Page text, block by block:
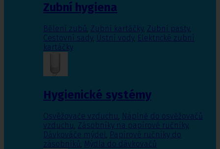
Zubní hygiena
Bělení zubů, Zubní kartáčky, Zubní pasty,
Cestovní sady, Ústní vody, Elektrické zubní
kartáčky
Hygienické systémy
Osvěžovače vzduchu, Náplně do osvěžovačů
vzduchu, Zásobníky na papírové ručníky,
Dávkováče mýdel, Papírové ručníky do
zásobníků, Mýdla do dávkovačů